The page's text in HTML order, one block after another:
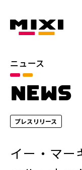
ニュース
NEWS
プレスリリース
イー・マー
カテゴリ
お知らせ